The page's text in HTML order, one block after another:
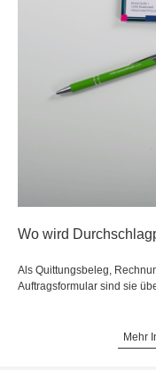
Wo wird
Als Quittungsbeleg,
Auftragsformular sind sie
Mehr